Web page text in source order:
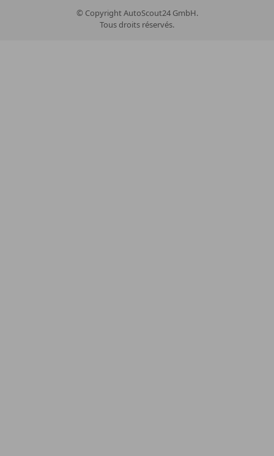
© CopyrightAutoScout24 GmbH.
Tous droits réservés.